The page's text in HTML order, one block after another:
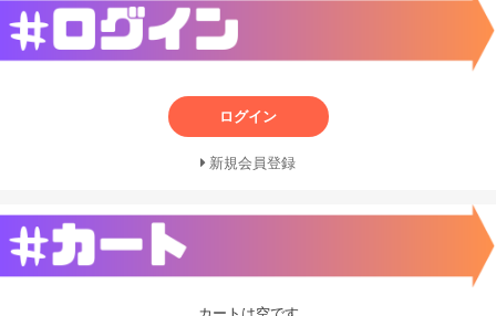
ログイン
新規会員登録